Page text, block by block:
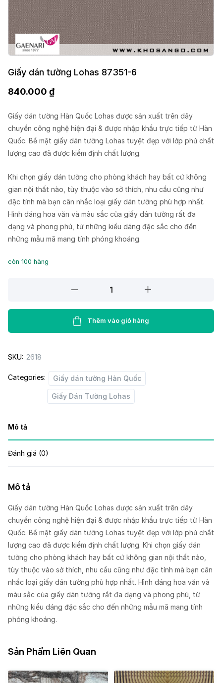
Giấy dán tường Lohas 87351-6
840.000 ₫
Giấy dán tường Hàn Quốc Lohas được sản xuất trên dây
chuyền công nghệ hiện đại & được nhập khẩu trực tiếp từ Hàn
Quốc. Bề mặt giấy dán tường Lohas tuyệt đẹp với lớp phủ chất
lượng cao đã được kiểm định chất lượng.
Khi chọn giấy dán tường cho phòng khách hay bất cứ không
gian nội thất nào, tùy thuộc vào sở thích, nhu cầu cũng như
đặc tính mà bạn cân nhắc loại giấy dán tường phù hợp nhất.
Hình dáng hoa văn và màu sắc của giấy dán tường rất đa
dạng và phong phú, từ những kiểu dáng đặc sắc cho đến
những mẫu mã mang tính phóng khoáng.
còn 100 hàng
tường
87351-
quantity
Thêm vào giỏ hàng
SKU: 2618
Categories: Giấy dán tường Hàn Quốc
Giấy Dán Tường Lohas
Mô tả
Đánh giá (0)
Mô tả
Giấy dán tường Hàn Quốc Lohas được sản xuất trên dây
chuyền công nghệ hiện đại & được nhập khẩu trực tiếp từ Hàn
Quốc. Bề mặt giấy dán tường Lohas tuyệt đẹp với lớp phủ chất
lượng cao đã được kiểm định chất lượng. Khi chọn giấy dán
tường cho phòng khách hay bất cứ không gian nội thất nào,
tùy thuộc vào sở thích, nhu cầu cũng như đặc tính mà bạn cân
nhắc loại giấy dán tường phù hợp nhất. Hình dáng hoa văn và
màu sắc của giấy dán tường rất đa dạng và phong phú, từ
những kiểu dáng đặc sắc cho đến những mẫu mã mang tính
phóng khoáng.
Sản Phẩm Liên Quan